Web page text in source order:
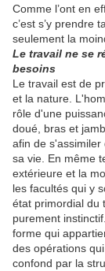
Comme l’ont en
c’est s’y prendre
seulement la
Le travail ne se
besoins
Le travail est de
et la nature.
rôle d'une
doué, bras et
afin de
sa vie. En même
extérieure et la
les facultés qui y
état primordial du
purement
forme qui
des opérations
confond par la